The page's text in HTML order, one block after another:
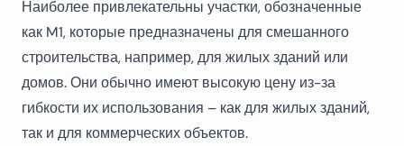
Наиболее привлекательны участки, обозначенные
как M1, которые предназначены для смешанного
строительства, например, для жилых зданий или
домов. Они обычно имеют высокую цену из-за
гибкости их использования – как для жилых зданий,
так и для коммерческих объектов.